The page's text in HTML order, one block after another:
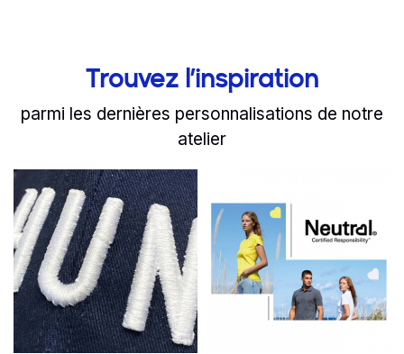
Trouvez l’inspiration
parmi les dernières personnalisations de notre
atelier
slide 1 to 2of 8
La broderie 3D, pour
Read more